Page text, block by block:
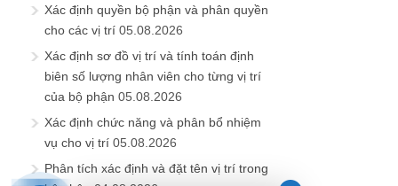
Xác định quyền bộ phận và phân quyền
cho các vị trí 05.08.2026
Xác định sơ đồ vị trí và tính toán định
biên số lượng nhân viên cho từng vị trí
của bộ phận 05.08.2026
Xác định chức năng và phân bổ nhiệm
vụ cho vị trí 05.08.2026
Phân tích xác định và đặt tên vị trí trong